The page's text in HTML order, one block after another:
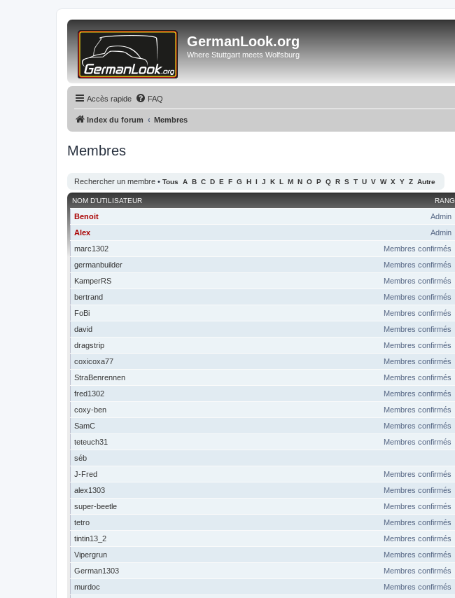
GermanLook.org
Where Stuttgart meets Wolfsburg
Accès rapide FAQ
Index du forum Membres
Membres
Rechercher un membre • Tous A B C D E F G H I J K L M N O P Q R S T U V W X Y Z Autre
RANG
NOM D’UTILISATEUR
Admin
Benoit
Admin
Alex
Membres confirmés
marc1302
Membres confirmés
germanbuilder
Membres confirmés
KamperRS
Membres confirmés
bertrand
Membres confirmés
FoBi
Membres confirmés
david
Membres confirmés
dragstrip
Membres confirmés
coxicoxa77
Membres confirmés
StraBenrennen
Membres confirmés
fred1302
Membres confirmés
coxy-ben
Membres confirmés
SamC
Membres confirmés
teteuch31
séb
Membres confirmés
J-Fred
Membres confirmés
alex1303
Membres confirmés
super-beetle
Membres confirmés
tetro
Membres confirmés
tintin13_2
Membres confirmés
Vipergrun
Membres confirmés
German1303
Membres confirmés
murdoc